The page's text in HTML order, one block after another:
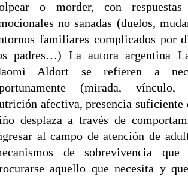
o morder, con
no sanadas (duelos,
familiares complicados por
padres…) La autora argentina
Aldort se refieren a
(mirada, vínculo,
afectiva, presencia suficiente
desplaza a través de
al campo de atención de
de sobrevivencia
aquello que necesita y